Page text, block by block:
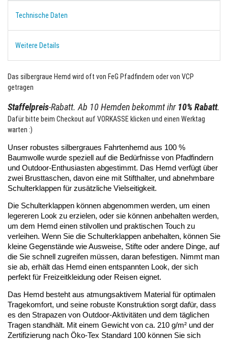
Technische Daten
Weitere Details
Das silbergraue Hemd wird oft von FeG Pfadfindern oder von VCP
getragen
Staffelpreis-Rabatt. Ab 10 Hemden bekommt ihr 10% Rabatt.
Dafür bitte beim Checkout auf VORKASSE klicken und einen Werktag
warten :)
Unser robustes silbergraues Fahrtenhemd aus 100 %
Baumwolle wurde speziell auf die Bedürfnisse von Pfadfindern
und Outdoor-Enthusiasten abgestimmt. Das Hemd verfügt über
zwei Brusttaschen, davon eine mit Stifthalter, und abnehmbare
Schulterklappen für zusätzliche Vielseitigkeit.
Die Schulterklappen können abgenommen werden, um einen
legereren Look zu erzielen, oder sie können anbehalten werden,
um dem Hemd einen stilvollen und praktischen Touch zu
verleihen. Wenn Sie die Schulterklappen anbehalten, können Sie
kleine Gegenstände wie Ausweise, Stifte oder andere Dinge, auf
die Sie schnell zugreifen müssen, daran befestigen. Nimmt man
sie ab, erhält das Hemd einen entspannten Look, der sich
perfekt für Freizeitkleidung oder Reisen eignet.
Das Hemd besteht aus atmungsaktivem Material für optimalen
Tragekomfort, und seine robuste Konstruktion sorgt dafür, dass
es den Strapazen von Outdoor-Aktivitäten und dem täglichen
Tragen standhält. Mit einem Gewicht von ca. 210 g/m² und der
Zertifizierung nach Öko-Tex Standard 100 können Sie sich